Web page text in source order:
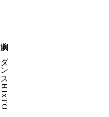
演劇 × ダンス HIxTO 新作舞台